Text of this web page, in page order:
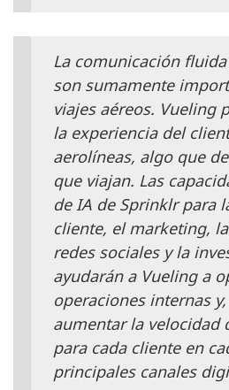
La comunicación
son sumamente
viajes aéreos. Vueling
la experiencia del
aerolíneas, algo que
que viajan. Las
de IA de Sprinklr para
cliente, el marketing,
redes sociales y la
ayudarán a Vueling a
operaciones internas
aumentar la velocidad
para cada cliente en
principales canales